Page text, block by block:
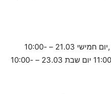
יום רביעי 20.3 – 10:00 עד 23:00 ,יום חמישי 21.03 – 10:00-
23:00 , יום שישי 22.03 – 11:00-22:00 יום שבת 23.03 – 10:00-